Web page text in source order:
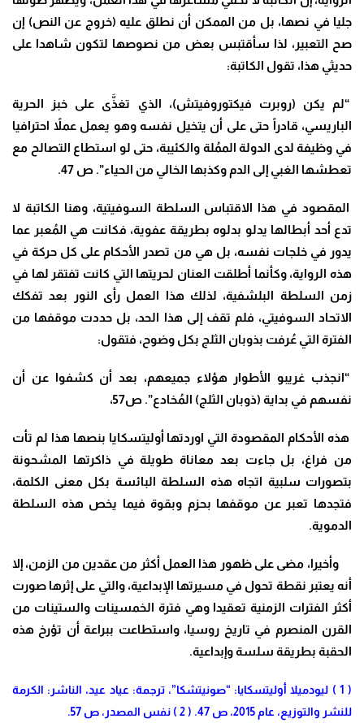
جليا في نصها، بل من الممكن أن نطلق عليه (خروج عن النص) إن
صح التعبير، لذا سأقتبس بعض من نصوصها لتكون شاهدا على
حديثي هذا، تقول الكاتبة:
“لم يكن (روبرت فيكتوروفيتش)، الذي تغذَّى على خبز الحرية
الباريسي، قادراً حتى على أن يتخيل نفسه وهو يعمل عملاً احترافيا
في وظيفة لدى الدولة الممُلة والكئيبة، حتى لو استطاع التصالح مع
تعطشها الغبي إلى الدم وكذبها الخالي من الحياء”. ص 47.
المقصود في هذا الاقتباس السلطة السوفيتية، وهنا الكاتبة لا
تدع أحد أبطالها يدلو بدلوه بطريقة عفوية، فكانت هي المُعبر عما
يدور في خلجات نفسه، بل هي من تصدر الأحكام على كل حركة في
هذه الرواية، وكأنما أطلقت العنان لحريتها التي كانت تفتقر لها في
زمن السلطة البلشفية، لذلك هذا العمل رأى النور بعد تفكك
الاتحاد السوفيتي، فلم تقف إلى هذا الحد، بل حددت موقفها من
الفترة التي عُرفت بذوبان الثلج بكل وضوح، فتقول:
“انجذب غريبو الأطوار هؤلاء جميعهم، بعد أن كشفوا عن أن
نفسهم في بداية (ذوبان الثلج) المُخادع”. ص57،
هذه الأحكام المقصودة التي اوردتها أوليتسكايا بنصها هذا لم تأت
من فراغ، بل جاءت بعد معاناة طويلة في ذاكرتها المشحونة
بتصورات سلبية اتجاه هذه السلطة البائسة بكل معنى الكلمة،
فتجدها تعبر عن موقفها بحزم وبقوة فيما يخص هذه السلطة
الدموية.
وأخيرا، مضى على ظهور هذا العمل أكثر من عقدين من الزمن، إلا
أنه يعتبر نقطة تحول في مسيرتها الإبداعية، والتي على إثرها صورت
أكثر الفترات الزمنية تعقيدا وهي فترة الخمسينات والستينات من
القرن المنصرم في تاريخ روسيا، واستطاعت ببراعة أن تؤرخ هذه
الحقبة بطريقة سلسة وإبداعية.
( 1 ) ليودميلا أوليتسكايا: “صونيتشكا”، ترجمة: عياد عيد، الناشر: الكرمة
للنشر والتوزيع، عام 2015، ص 47. ( 2 ) نفس المصدر، ص 57.